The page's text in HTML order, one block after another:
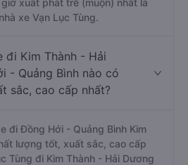
giờ xuất phát trễ (muộn) nhất là
xe Vạn Lục Tùng.
đi Kim Thành - Hải
- Quảng Bình nào có
sắc, cao cấp nhất?
đi Đồng Hới - Quảng Bình Kim
lượng tốt, xuất sắc, cao cấp
Tùng đi Kim Thành - Hải Dương